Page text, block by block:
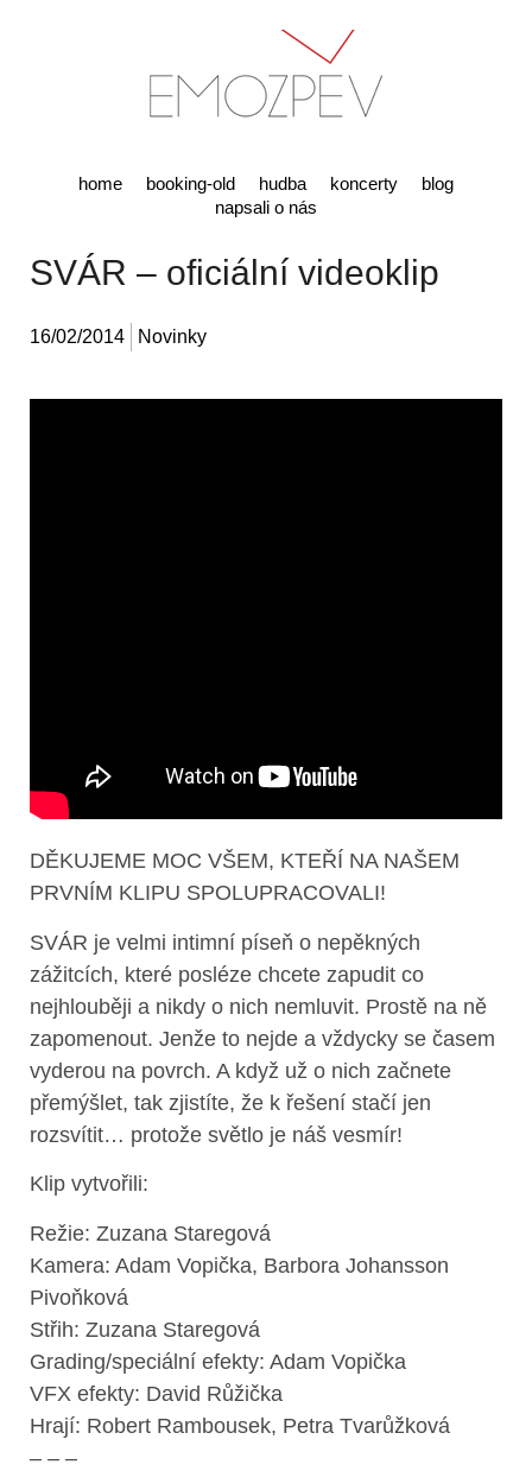
home booking-old hudba koncerty
blog
napsali o nás
SVÁR – oficiální videoklip
16/02/2014 Novinky
DĚKUJEME MOC VŠEM, KTEŘÍ NA NAŠEM
PRVNÍM KLIPU SPOLUPRACOVALI!
SVÁR je velmi intimní píseň o nepěkných
zážitcích, které posléze chcete zapudit co
nejhlouběji a nikdy o nich nemluvit. Prostě na ně
zapomenout. Jenže to nejde a vždycky se časem
vyderou na povrch. A když už o nich začnete
přemýšlet, tak zjistíte, že k řešení stačí jen
rozsvítit… protože světlo je náš vesmír!
Klip vytvořili:
Režie: Zuzana Staregová
Kamera: Adam Vopička, Barbora Johansson
Pivoňková
Střih: Zuzana Staregová
Grading/speciální efekty: Adam Vopička
VFX efekty: David Růžička
Hrají: Robert Rambousek, Petra Tvarůžková
– – –